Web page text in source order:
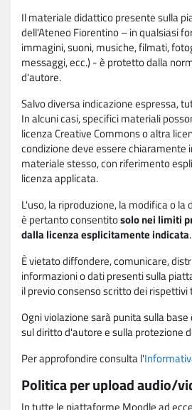
Il materiale didattico presente sulla
dell'Ateneo Fiorentino – in qualsiasi
immagini, suoni, musiche, filmati,
messaggi, ecc.) - è protetto dalla
d'autore.
Salvo diversa indicazione espressa,
In alcuni casi, specifici materiali
licenza Creative Commons o altra
condizione deve essere chiaramente
materiale stesso, con riferimento
licenza applicata.
L'uso, la riproduzione, la modifica o
è pertanto consentitosolo nei limiti
dalla licenza esplicitamente indicata.
È vietato diffondere, comunicare,
informazioni o dati presenti sulla
il previo consenso scritto dei
Ogni violazione sarà punita sulla
sul diritto d'autore e sulla protezione
Per approfondire consulta l'
Politica per upload audio/
In tutte le piattaforme Moodle ad